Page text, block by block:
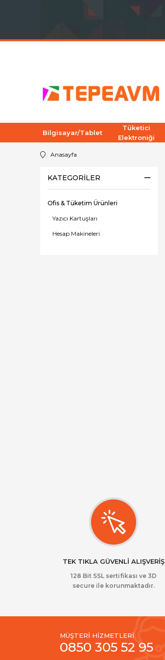
Bilgisayar/Tablet
Tüketici
Elektroniği
Anasayfa
KATEGORILER
Ofis & Tüketim Ürünleri
Yazıcı Kartuşları
Hesap Makineleri
TEK TIKLA GÜVENLİ ALIŞVERİŞ
128 Bit SSL sertifikası ve 3D
secure ile korunmaktadır.
MÜŞTERİ HİZMETLERİ
0850 305 52 95